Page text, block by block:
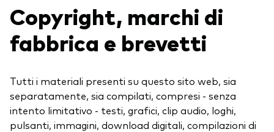
Copyright, marchi di
fabbrica e brevetti
Tutti i materiali presenti su questo sito web, sia
separatamente, sia compilati, compresi - senza
intento limitativo - testi, grafici, clip audio, loghi,
pulsanti, immagini, download digitali, compilazioni di